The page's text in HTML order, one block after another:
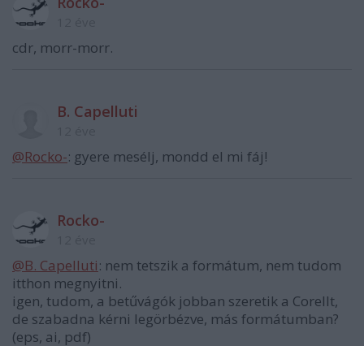
cdr, morr-morr.
B. Capelluti
@Rocko-: gyere mesélj, mondd el mi fáj!
Rocko-
@B. Capelluti: nem tetszik a formátum, nem tudom
itthon megnyitni.
igen, tudom, a betűvágók jobban szeretik a Corellt,
de szabadna kérni legörbézve, más formátumban?
(eps, ai, pdf)